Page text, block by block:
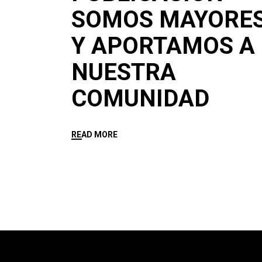
SOMOS
Y APORTAMOS A
NUESTRA
COMUNIDAD
READ MORE